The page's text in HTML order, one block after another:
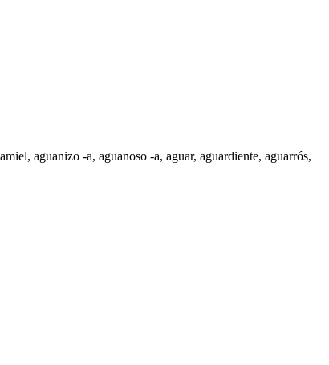
, aguanizo -a, aguanoso -a, aguar, aguardiente, aguarrós,